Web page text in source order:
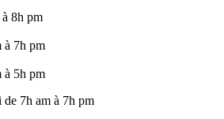
8h pm
à 7h pm
à 5h pm
7h am à 7h pm